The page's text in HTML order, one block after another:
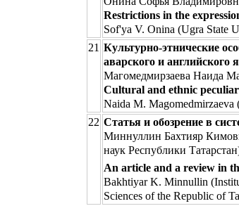
Restrictions in the
Sof'ya V. Onina (Ugra State
21 Культурно-этнические
аварского и английского
Магомедмирзаева Наида
Cultural and ethnic
Naida M. Magomedmirzaeva
22 Статья и обозрение в
Миннуллин Бахтияр
наук Республики
An article and a review in
Bakhtiyar K. Minnullin
Sciences of the Republic of